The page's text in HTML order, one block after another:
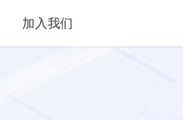
加入我们